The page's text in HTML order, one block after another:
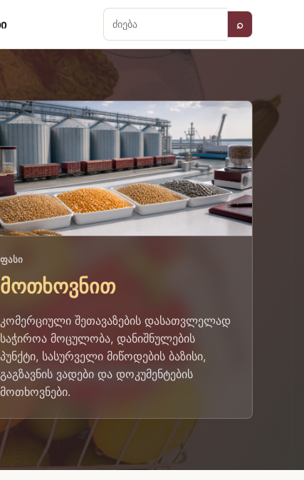
ძიება
⌕
ᲤᲐᲡᲘ
მოთხოვნით
კომერციული შეთავაზების დასათვლელად
საჭიროა მოცულობა, დანიშნულების
პუნქტი, სასურველი მიწოდების ბაზისი,
გაგზავნის ვადები და დოკუმენტების
მოთხოვნები.